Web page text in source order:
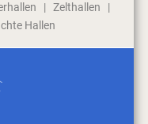
| Zelthallen
|
Hallen